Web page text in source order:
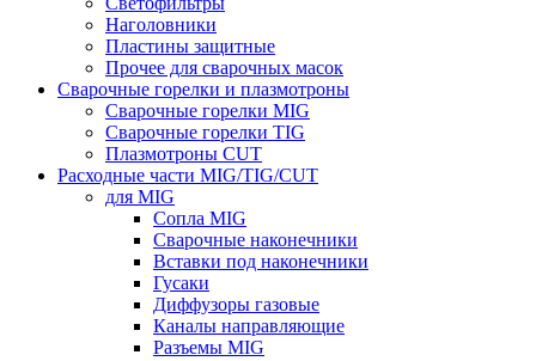
Наголовники
Пластины защитные
Прочее для сварочных масок
Сварочные горелки и плазмотроны
Сварочные горелки MIG
Сварочные горелки TIG
Плазмотроны CUT
Расходные части MIG/TIG/CUT
для MIG
Сопла MIG
Сварочные наконечники
Вставки под наконечники
Гусаки
Диффузоры газовые
Каналы направляющие
Разъемы MIG